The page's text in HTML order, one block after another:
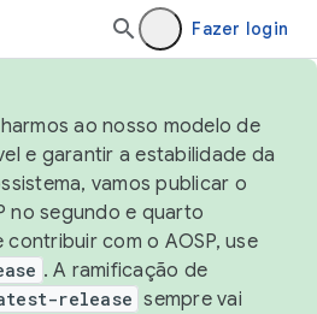
Fazer login
ao nosso modelo de
e garantir a estabilidade da
vamos publicar o
no segundo e quarto
com o AOSP, use
. A ramificação de
release sempre vai